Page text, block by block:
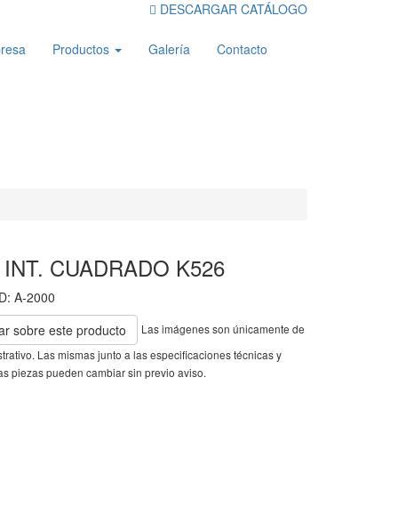
DESCARGAR CATÁLOGO
Productos Galería Contacto
CUADRADO K526
A-2000
sobre este producto
Las imágenes son únicamente de
Las mismas junto a las especificaciones técnicas y
piezas pueden cambiar sin previo aviso.